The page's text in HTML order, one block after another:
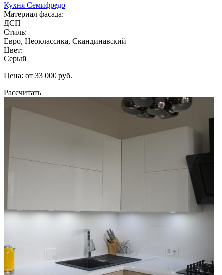
Кухня Семифредо
Материал фасада:
ДСП
Стиль:
Евро, Неоклассика, Скандинавский
Цвет:
Серый
Цена: от 33 000 руб.
Рассчитать